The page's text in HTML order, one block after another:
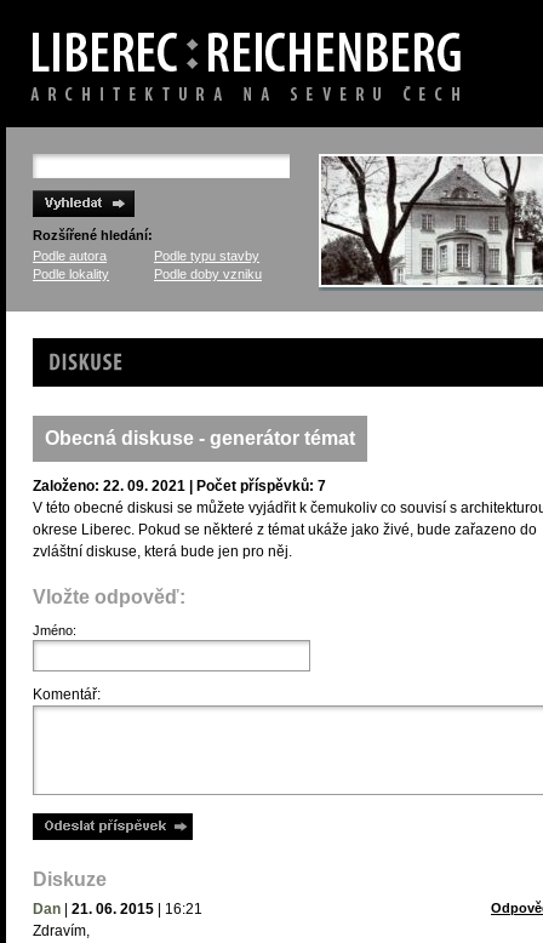
Rozšířené hledání:
Podle autora
Podle typu stavby
Podle lokality
Podle doby vzniku
Diskuse
Obecná diskuse - generátor témat
Založeno: 22. 09. 2021 | Počet příspěvků: 7
V této obecné diskusi se můžete vyjádřit k čemukoliv co souvisí s
okrese Liberec. Pokud se některé z témat ukáže jako živé, bude zařazeno do
zvláštní diskuse, která bude jen pro něj.
Vložte odpověď:
Jméno:
Komentář:
Diskuze
Dan 21. 06. 2015 16:21
Zdravím,